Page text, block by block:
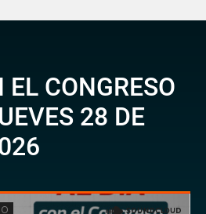
CONGRESO
28 DE